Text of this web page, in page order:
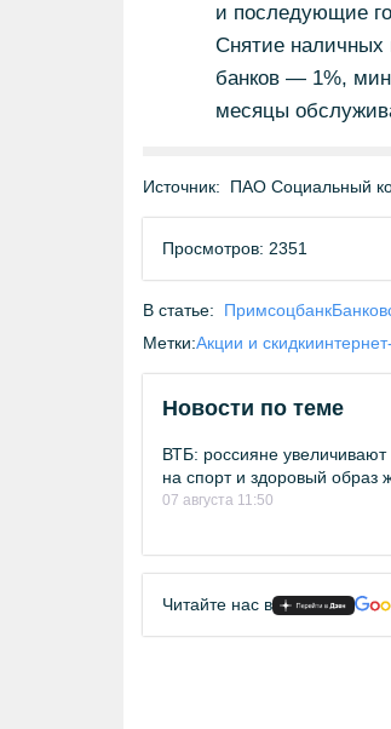
и последующие
Снятие
банков — 1%,
месяцы
Источник: ПАО Социальный
Просмотров: 2351
В статье: Примсоцбанк
Метки:Акции и скидки
Новости по теме
ВТБ: россияне
на спорт и здоровый образ
07 августа 11:50
Читайте нас в